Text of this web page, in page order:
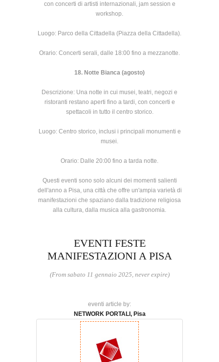
con concerti di artisti internazionali, jam session e
workshop.
Luogo: Parco della Cittadella (Piazza della Cittadella).
Orario: Concerti serali, dalle 18:00 fino a mezzanotte.
18. Notte Bianca (agosto)
Descrizione: Una notte in cui musei, teatri, negozi e
ristoranti restano aperti fino a tardi, con concerti e
spettacoli in tutto il centro storico.
Luogo: Centro storico, inclusi i principali monumenti e
musei.
Orario: Dalle 20:00 fino a tarda notte.
Questi eventi sono solo alcuni dei momenti salienti
dell'anno a Pisa, una città che offre un'ampia varietà di
manifestazioni che spaziano dalla tradizione religiosa
alla cultura, dalla musica alla gastronomia.
EVENTI FESTE
MANIFESTAZIONI A PISA
(From sabato 11 gennaio 2025, never expire)
eventi article by:
NETWORK PORTALI, Pisa